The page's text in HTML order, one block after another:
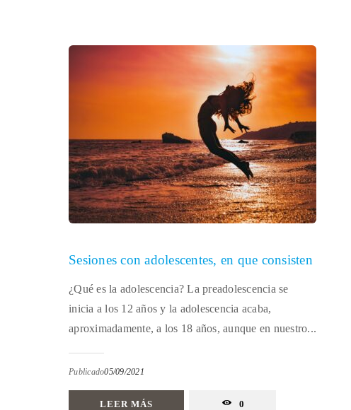
Sesiones con adolescentes, en que consisten
¿Qué es la adolescencia? La preadolescencia se
inicia a los 12 años y la adolescencia acaba,
aproximadamente, a los 18 años, aunque en nuestro...
Publicado05/09/2021
LEER MÁS 0